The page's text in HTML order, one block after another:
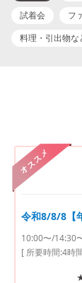
試着会
フ
料理・引出物な
オススメ
令和8/8/8【
10:00〜/14:30
[ 所要時間:4時